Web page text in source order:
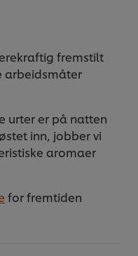
fremstilt
arbeidsmåter
urter er på natten
inn, jobber vi
aromaer
for fremtiden